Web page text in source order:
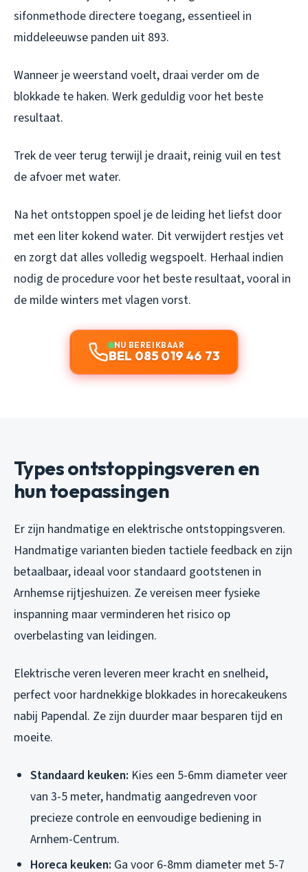
sifonmethode directere toegang, essentieel in
middeleeuwse panden uit 893.
Wanneer je weerstand voelt, draai verder om de
blokkade te haken. Werk geduldig voor het beste
resultaat.
Trek de veer terug terwijl je draait, reinig vuil en test
de afvoer met water.
Na het ontstoppen spoel je de leiding het liefst door
met een liter kokend water. Dit verwijdert restjes vet
en zorgt dat alles volledig wegspoelt. Herhaal indien
nodig de procedure voor het beste resultaat, vooral in
de milde winters met vlagen vorst.
NU BEREIKBAAR
BEL 085 019 46 73
Types ontstoppingsveren en
hun toepassingen
Er zijn handmatige en elektrische ontstoppingsveren.
Handmatige varianten bieden tactiele feedback en zijn
betaalbaar, ideaal voor standaard gootstenen in
Arnhemse rijtjeshuizen. Ze vereisen meer fysieke
inspanning maar verminderen het risico op
overbelasting van leidingen.
Elektrische veren leveren meer kracht en snelheid,
perfect voor hardnekkige blokkades in horecakeukens
nabij Papendal. Ze zijn duurder maar besparen tijd en
moeite.
Standaard keuken: Kies een 5-6mm diameter veer
van 3-5 meter, handmatig aangedreven voor
precieze controle en eenvoudige bediening in
Arnhem-Centrum.
Horeca keuken: Ga voor 6-8mm diameter met 5-7